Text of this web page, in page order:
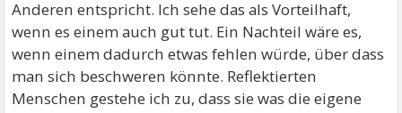
Anderen entspricht. Ich sehe das als Vorteilhaft,
wenn es einem auch gut tut. Ein Nachteil wäre es,
wenn einem dadurch etwas fehlen würde, über dass
man sich beschweren könnte. Reflektierten
Menschen gestehe ich zu, dass sie was die eigene